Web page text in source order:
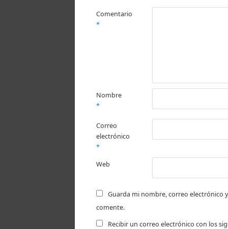
Comentario
*
Nombre
*
Correo
electrónico
*
Web
Guarda mi nombre, correo electrónico
comente.
Recibir un correo electrónico con los